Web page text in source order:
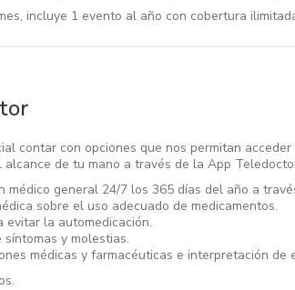
incluye 1 evento al año con cobertura
contar con opciones que nos permitan
alcance de tu mano a través de la App
médico general 24/7 los 365 días del año a
sobre el uso adecuado de medicamentos.
evitar la automedicación.
síntomas y molestias.
médicas y farmacéuticas e interpretación de